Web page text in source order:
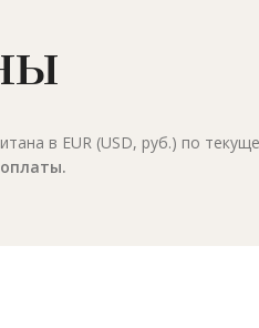
в EUR (USD, руб.) по